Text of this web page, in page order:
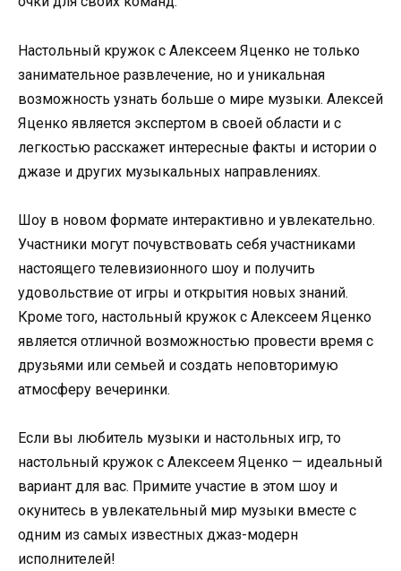
Настольный кружок с Алексеем Яценко не только
занимательное развлечение, но и уникальная
возможность узнать больше о мире музыки. Алексей
Яценко является экспертом в своей области и с
легкостью расскажет интересные факты и истории о
джазе и других музыкальных направлениях.
Шоу в новом формате интерактивно и увлекательно.
Участники могут почувствовать себя участниками
настоящего телевизионного шоу и получить
удовольствие от игры и открытия новых знаний.
Кроме того, настольный кружок с Алексеем Яценко
является отличной возможностью провести время с
друзьями или семьей и создать неповторимую
атмосферу вечеринки.
Если вы любитель музыки и настольных игр, то
настольный кружок с Алексеем Яценко — идеальный
вариант для вас. Примите участие в этом шоу и
окунитесь в увлекательный мир музыки вместе с
одним из самых известных джаз-модерн
исполнителей!